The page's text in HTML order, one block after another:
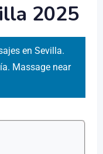
2025
en Sevilla.
Massage near